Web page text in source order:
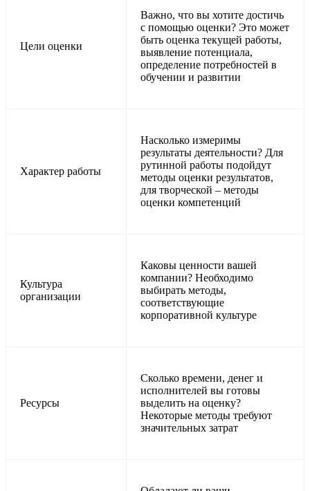
Цели оценки
Важно, что вы хотите достичь
с помощью оценки? Это может
быть оценка текущей работы,
выявление потенциала,
определение потребностей в
обучении и развитии
Характер работы
Насколько измеримы
результаты деятельности? Для
рутинной работы подойдут
методы оценки результатов,
для творческой – методы
оценки компетенций
Культура
организации
Каковы ценности вашей
компании? Необходимо
выбирать методы,
соответствующие
корпоративной культуре
Ресурсы
Сколько времени, денег и
исполнителей вы готовы
выделить на оценку?
Некоторые методы требуют
значительных затрат